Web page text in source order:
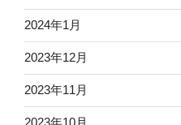
2024年1月
2023年12月
2023年11月
2023年10月